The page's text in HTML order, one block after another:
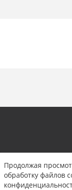
*Цены
не
Продолжая
обработку файлов